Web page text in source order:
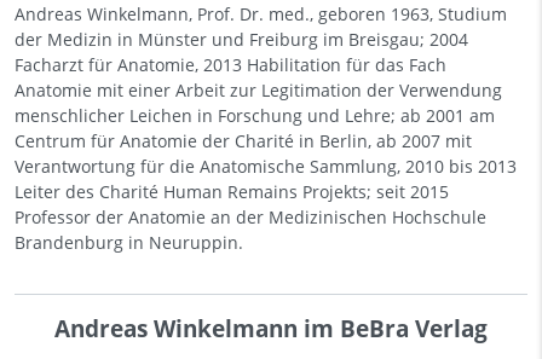
Andreas Winkelmann, Prof. Dr. med., geboren 1963, Studium
der Medizin in Münster und Freiburg im Breisgau; 2004
Facharzt für Anatomie, 2013 Habilitation für das Fach
Anatomie mit einer Arbeit zur Legitimation der Verwendung
menschlicher Leichen in Forschung und Lehre; ab 2001 am
Centrum für Anatomie der Charité in Berlin, ab 2007 mit
Verantwortung für die Anatomische Sammlung, 2010 bis 2013
Leiter des Charité Human Remains Projekts; seit 2015
Professor der Anatomie an der Medizinischen Hochschule
Brandenburg in Neuruppin.
Andreas Winkelmann im BeBra Verlag